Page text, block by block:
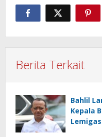
Berita Terkait
Bahlil
Kepala
Lemigas